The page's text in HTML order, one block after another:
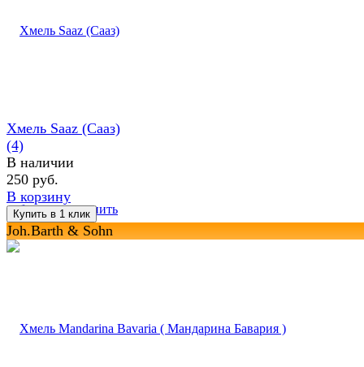
избранное сравнить
Хмель Saaz (Сааз)
(4)
В наличии
250 руб.
В корзину
Joh.Barth & Sohn